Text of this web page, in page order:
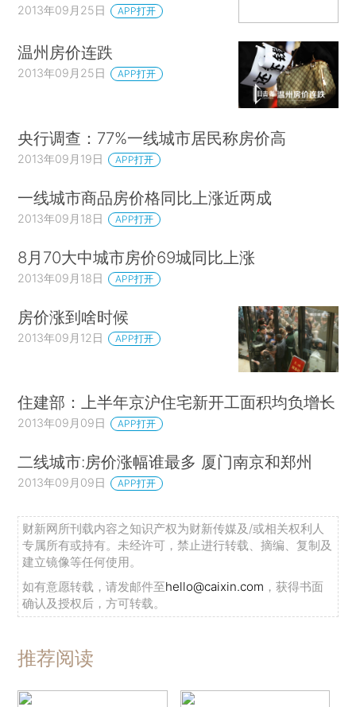
2013年09月25日 APP打开
温州房价连跌
2013年09月25日 APP打开
央行调查：77%一线城市居民称房价高
2013年09月19日 APP打开
一线城市商品房价格同比上涨近两成
2013年09月18日 APP打开
8月70大中城市房价69城同比上涨
2013年09月18日 APP打开
房价涨到啥时候
2013年09月12日 APP打开
住建部：上半年京沪住宅新开工面积均负增长
2013年09月09日 APP打开
二线城市:房价涨幅谁最多 厦门南京和郑州
2013年09月09日 APP打开
财新网所刊载内容之知识产权为财新传媒及/或相关权利人
专属所有或持有。未经许可，禁止进行转载、摘编、复制及
建立镜像等任何使用。
如有意愿转载，请发邮件至hello@caixin.com ，获得书面
确认及授权后，方可转载。
推荐阅读